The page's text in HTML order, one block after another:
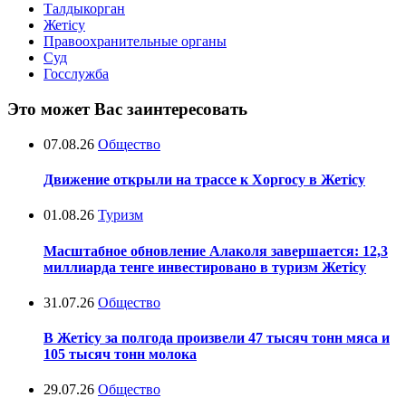
Талдыкорган
Жетісу
Правоохранительные органы
Суд
Госслужба
Это может Вас заинтересовать
07.08.26 Общество
Движение открыли на трассе к Хоргосу в Жетісу
01.08.26 Туризм
Масштабное обновление Алаколя завершается: 12,3
миллиарда тенге инвестировано в туризм Жетісу
31.07.26 Общество
В Жетісу за полгода произвели 47 тысяч тонн мяса и
105 тысяч тонн молока
29.07.26 Общество